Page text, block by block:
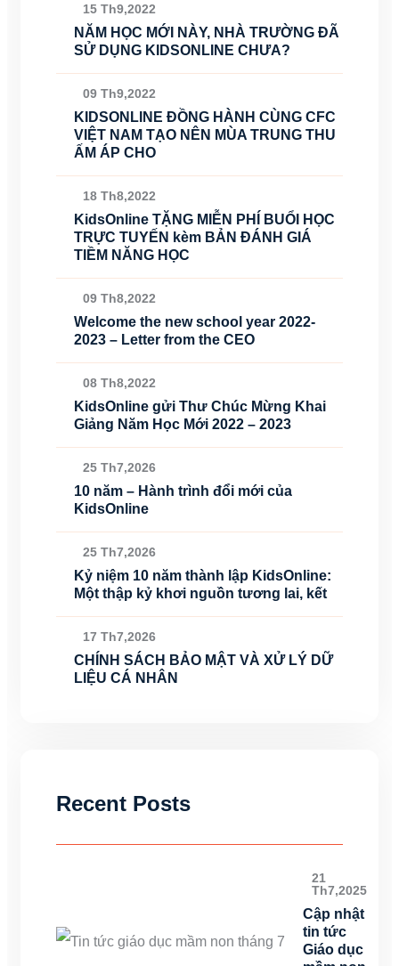
15 Th9,2022
NĂM HỌC MỚI NÀY, NHÀ TRƯỜNG ĐÃ
SỬ DỤNG KIDSONLINE CHƯA?
09 Th9,2022
KIDSONLINE ĐỒNG HÀNH CÙNG CFC
VIỆT NAM TẠO NÊN MÙA TRUNG THU
ẤM ÁP CHO
18 Th8,2022
KidsOnline TẶNG MIỄN PHÍ BUỔI HỌC
TRỰC TUYẾN kèm BẢN ĐÁNH GIÁ
TIỀM NĂNG HỌC
09 Th8,2022
Welcome the new school year 2022-
2023 – Letter from the CEO
08 Th8,2022
KidsOnline gửi Thư Chúc Mừng Khai
Giảng Năm Học Mới 2022 – 2023
25 Th7,2026
10 năm – Hành trình đổi mới của
KidsOnline
25 Th7,2026
Kỷ niệm 10 năm thành lập KidsOnline:
Một thập kỷ khơi nguồn tương lai, kết
17 Th7,2026
CHÍNH SÁCH BẢO MẬT VÀ XỬ LÝ DỮ
LIỆU CÁ NHÂN
Recent Posts
21
Th7,2025
Cập nhật
tin tức
Giáo dục